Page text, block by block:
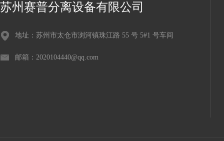
苏州赛普分离设备有限公司
地址：苏州市太仓市浏河镇珠江路 55 号 5#1 号车间
邮箱：2020104440@qq.com